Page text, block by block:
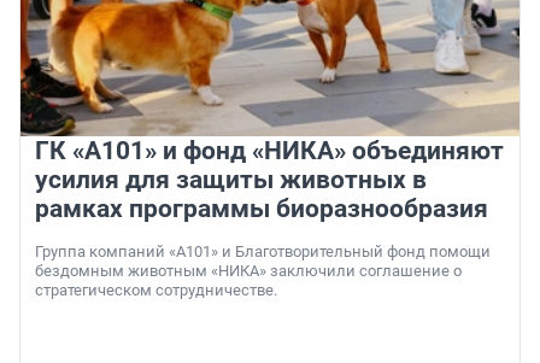
ГК «А101» и фонд «НИКА» объединяют
усилия для защиты животных в
рамках программы биоразнообразия
Группа компаний «А101» и Благотворительный фонд помощи
бездомным животным «НИКА» заключили соглашение о
стратегическом сотрудничестве.